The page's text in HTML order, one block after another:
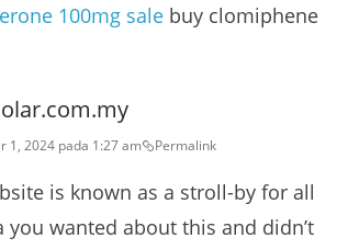
100mg sale buy clomiphene
1, 2024 pada 1:27 am Permalink
is known as a stroll-by for all
you wanted about this and didn’t